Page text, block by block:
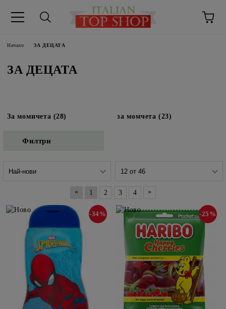
Начало ЗА ДЕЦАТА
ЗА ДЕЦАТА
За момичета (28) за момчета (23)
Филтри
« 1 2 3 4 »
-34% -25%